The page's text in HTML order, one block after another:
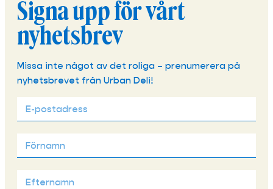
Signa upp för vårt
nyhetsbrev
Missa inte något av det roliga – prenumerera på
nyhetsbrevet från Urban Deli!